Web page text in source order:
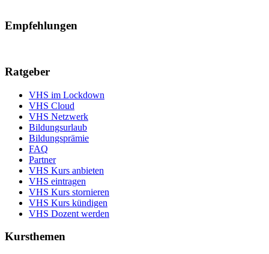
Empfehlungen
Ratgeber
VHS im Lockdown
VHS Cloud
VHS Netzwerk
Bildungsurlaub
Bildungsprämie
FAQ
Partner
VHS Kurs anbieten
VHS eintragen
VHS Kurs stornieren
VHS Kurs kündigen
VHS Dozent werden
Kursthemen